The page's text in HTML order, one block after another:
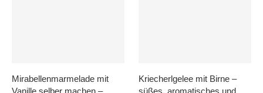
Mirabellenmarmelade mit
Vanille selber machen –
Kriecherlgelee mit Birne –
süßes, aromatisches und